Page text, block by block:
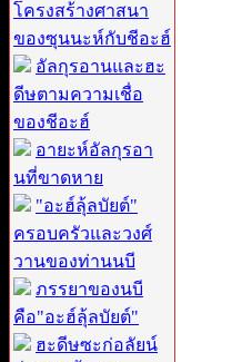
โครงสร้างศาสนา
ของซุนนะห์กับชีอะฮ์
อัลกุรอานและฮะ
ดีษตามความเชื่อ
ของชีอะฮ์
อายะห์อัลกุรอา
นที่ขาดหาย
"อะฮ์ลุ้ลบัยต์"
ครอบครัวและวงศ์
วานของท่านนบี
ภรรยาของนบี
คือ"อะฮ์ลุ้ลบัยต์"
ฮะดีษซะก่อลัยน์